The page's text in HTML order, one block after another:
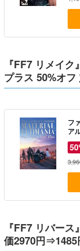
『FF7 リメイ
プラス 50%オフ
フ
ア
『FF7 リバー
価2970円⇒1485